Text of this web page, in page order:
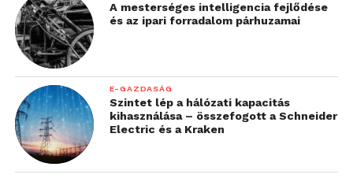
A mesterséges intelligencia fejlődése
és az ipari forradalom párhuzamai
E-GAZDASÁG
Szintet lép a hálózati kapacitás
kihasználása – összefogott a Schneider
Electric és a Kraken